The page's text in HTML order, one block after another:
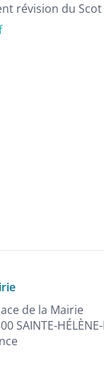
révision du
de la Mairie
SAINTE-